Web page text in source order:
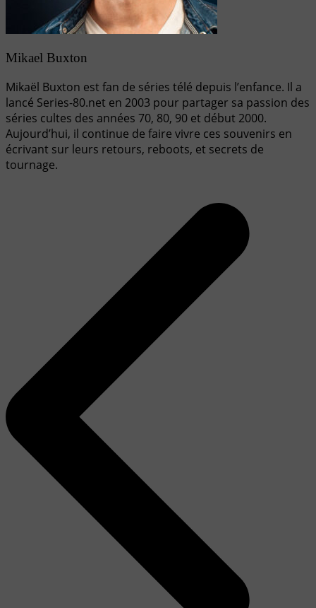
Mikael Buxton
Mikaël Buxton est fan de séries télé depuis l’enfance. Il a
lancé Series-80.net en 2003 pour partager sa passion des
séries cultes des années 70, 80, 90 et début 2000.
Aujourd’hui, il continue de faire vivre ces souvenirs en
écrivant sur leurs retours, reboots, et secrets de
tournage.